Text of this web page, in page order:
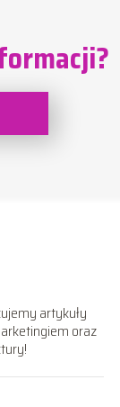
artykuły
oraz